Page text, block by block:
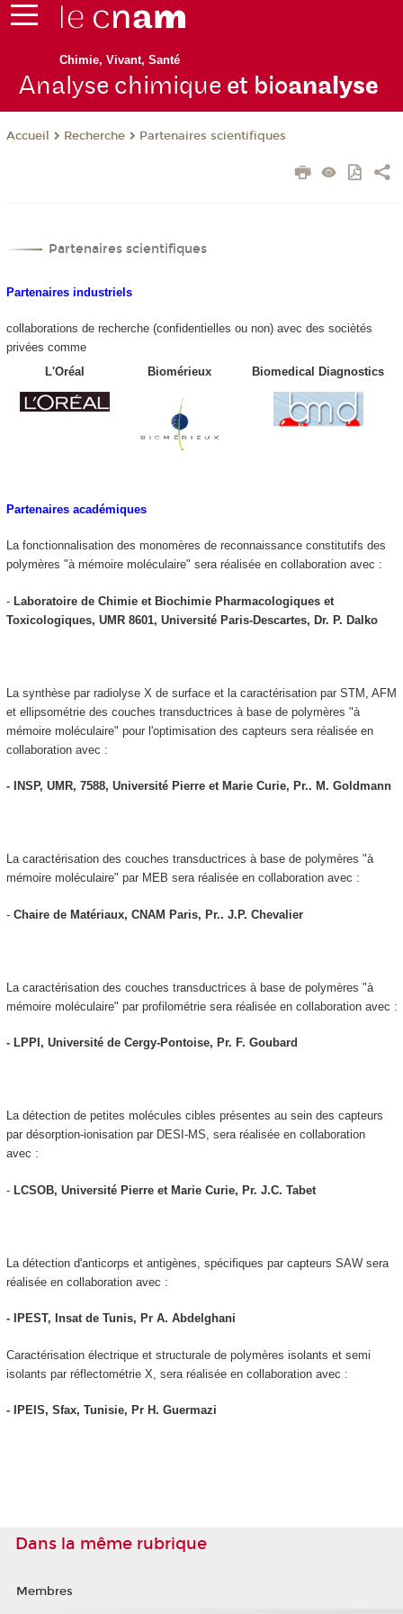
Chimie, Vivant, Santé
Analyse chimique et bioanalyse
Accueil Recherche Partenaires scientifiques
Partenaires scientifiques
Partenaires industriels
collaborations de recherche (confidentielles ou non) avec des sociètés
privées comme
L'Oréal
Biomérieux Biomedical Diagnostics
Partenaires académiques
La fonctionnalisation des monomères de reconnaissance constitutifs des
polymères "à mémoire moléculaire" sera réalisée en collaboration avec :
- Laboratoire de Chimie et Biochimie Pharmacologiques et
Toxicologiques, UMR 8601, Université Paris-Descartes, Dr. P. Dalko
La synthèse par radiolyse X de surface et la caractérisation par STM, AFM
et ellipsométrie des couches transductrices à base de polymères "à
mémoire moléculaire" pour l'optimisation des capteurs sera réalisée en
collaboration avec :
- INSP, UMR, 7588, Université Pierre et Marie Curie, Pr.. M. Goldmann
La caractérisation des couches transductrices à base de polymères "à
mémoire moléculaire" par MEB sera réalisée en collaboration avec :
- Chaire de Matériaux, CNAM Paris, Pr.. J.P. Chevalier
La caractérisation des couches transductrices à base de polymères "à
mémoire moléculaire" par profilométrie sera réalisée en collaboration avec :
- LPPI, Université de Cergy-Pontoise, Pr. F. Goubard
La détection de petites molécules cibles présentes au sein des capteurs
par désorption-ionisation par DESI-MS, sera réalisée en collaboration
avec :
- LCSOB, Université Pierre et Marie Curie, Pr. J.C. Tabet
La détection d'anticorps et antigènes, spécifiques par capteurs SAW sera
réalisée en collaboration avec :
- IPEST, Insat de Tunis, Pr A. Abdelghani
Caractérisation électrique et structurale de polymères isolants et semi
isolants par réflectométrie X, sera réalisée en collaboration avec :
- IPEIS, Sfax, Tunisie, Pr H. Guermazi
Dans la même rubrique
Membres